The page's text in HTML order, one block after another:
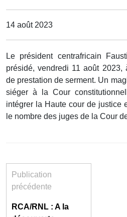
14 août 2023
Le président centrafricain
présidé, vendredi 11 août 2023,
de prestation de serment. Un
siéger à la Cour
intégrer la Haute cour de justice
le nombre des juges de la Cour
Publication
précédente
RCA/RNL : A la